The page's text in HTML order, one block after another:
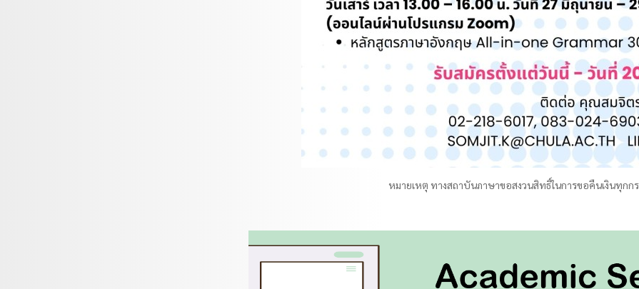
หมายเหตุ ทางสถาบันภาษาขอสงวนสิทธิ์ในการขอคืนเงินทุกก